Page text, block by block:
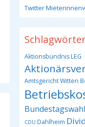
Twitter
Aktionsbündnis LEG
Amtsgericht Witten
Bundestagswahl
CDU Dahlheim